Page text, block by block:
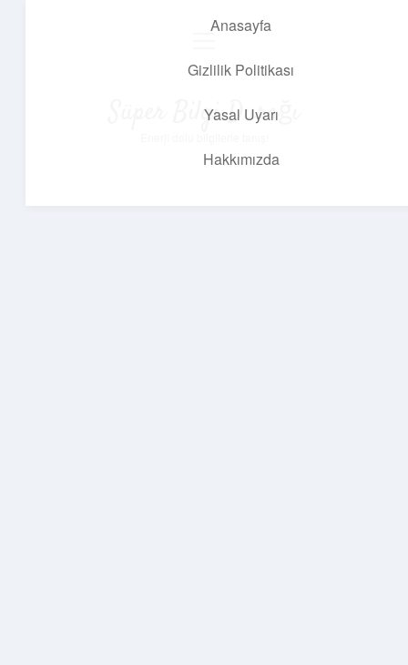
Anasayfa
Gizlilik Politikası
Yasal Uyarı
Hakkımızda
Süper Bilgi Durağı